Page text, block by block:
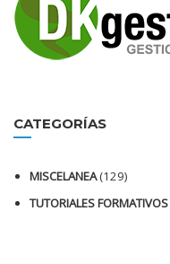
CATEGORÍAS
MISCELANEA(129)
TUTORIALES FORMATIVOS